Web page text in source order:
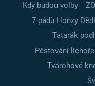
Kdy budou volby
7 pádů Honzy
Tatarák
Pěstování
Tvarohové